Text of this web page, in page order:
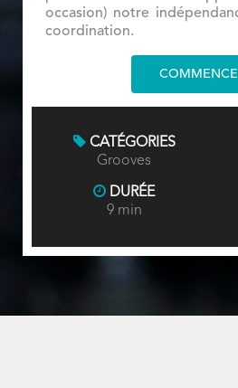
occasion) notre
coordination.
CATÉGORIES
Grooves
DURÉE
9 min